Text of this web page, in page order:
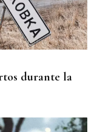
durante la